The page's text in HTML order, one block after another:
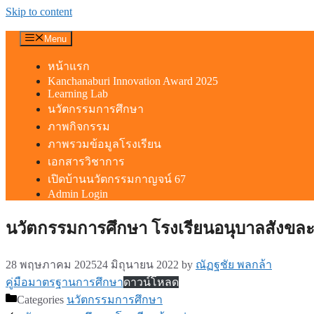
Skip to content
Menu
หน้าแรก
Kanchanaburi Innovation Award 2025
Learning Lab
นวัตกรรมการศึกษา
ภาพกิจกรรม
ภาพรวมข้อมูลโรงเรียน
เอกสารวิชาการ
เปิดบ้านนวัตกรรมกาญจน์ 67
Admin Login
นวัตกรรมการศึกษา โรงเรียนอนุบาลสังขล
28 พฤษภาคม 202524 มิถุนายน 2022 by ณัฏฐชัย พลกล้า
คู่มือมาตรฐานการศึกษาดาวน์โหลด
Categories นวัตกรรมการศึกษา